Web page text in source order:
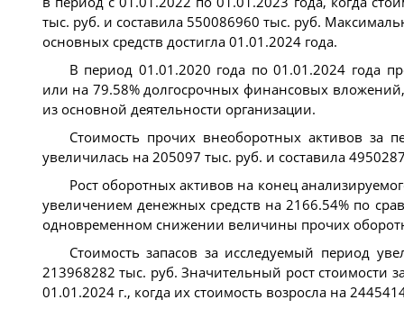
тыс. руб. и составила 550086960 тыс. руб.
основных средств достигла 01.01.2024 года.
В период 01.01.2020 года по 01.01.2024 года
или на 79.58% долгосрочных финансовых
из основной деятельности организации.
Стоимость прочих внеоборотных активов за
увеличилась на 205097 тыс. руб. и составила
Рост оборотных активов на конец
увеличением денежных средств на 2166.54% по
одновременном снижении величины прочих
Стоимость запасов за исследуемый период
213968282 тыс. руб. Значительный рост стоимости
01.01.2024 г., когда их стоимость возросла на